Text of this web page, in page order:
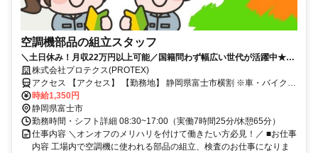
空調機部品の組立スタッフ
＼土日休み！月収22万円以上可能／国籍問わず幅広い世代が活躍中★空
調機部品の組立スタッフ＠富士市横割！時給1350円＆日払いOK♪即日入
社可能！履歴書&来社不要のかんたんWEB面接OK！（PH）PHT/№F18
株式会社プロテクス(PROTEX)
アクセス 【アクセス】 【勤務地】 静岡県富士市横割 ※車・バイク・
自転車通勤OK 【株式会社プロテクス 富士事務所】 静岡県富士市加島
町3-7 クボタビル2階
時給1,350円
静岡県富士市
勤務時間・シフト詳細 08:30~17:00（実働7時間25分/休憩65分）
仕事内容 ＼オンオフのメリハリを付けて働きたい方必見！／ ■お仕事
内容 工場内で空調機に使われる部品の組立、検査のお仕事になりま